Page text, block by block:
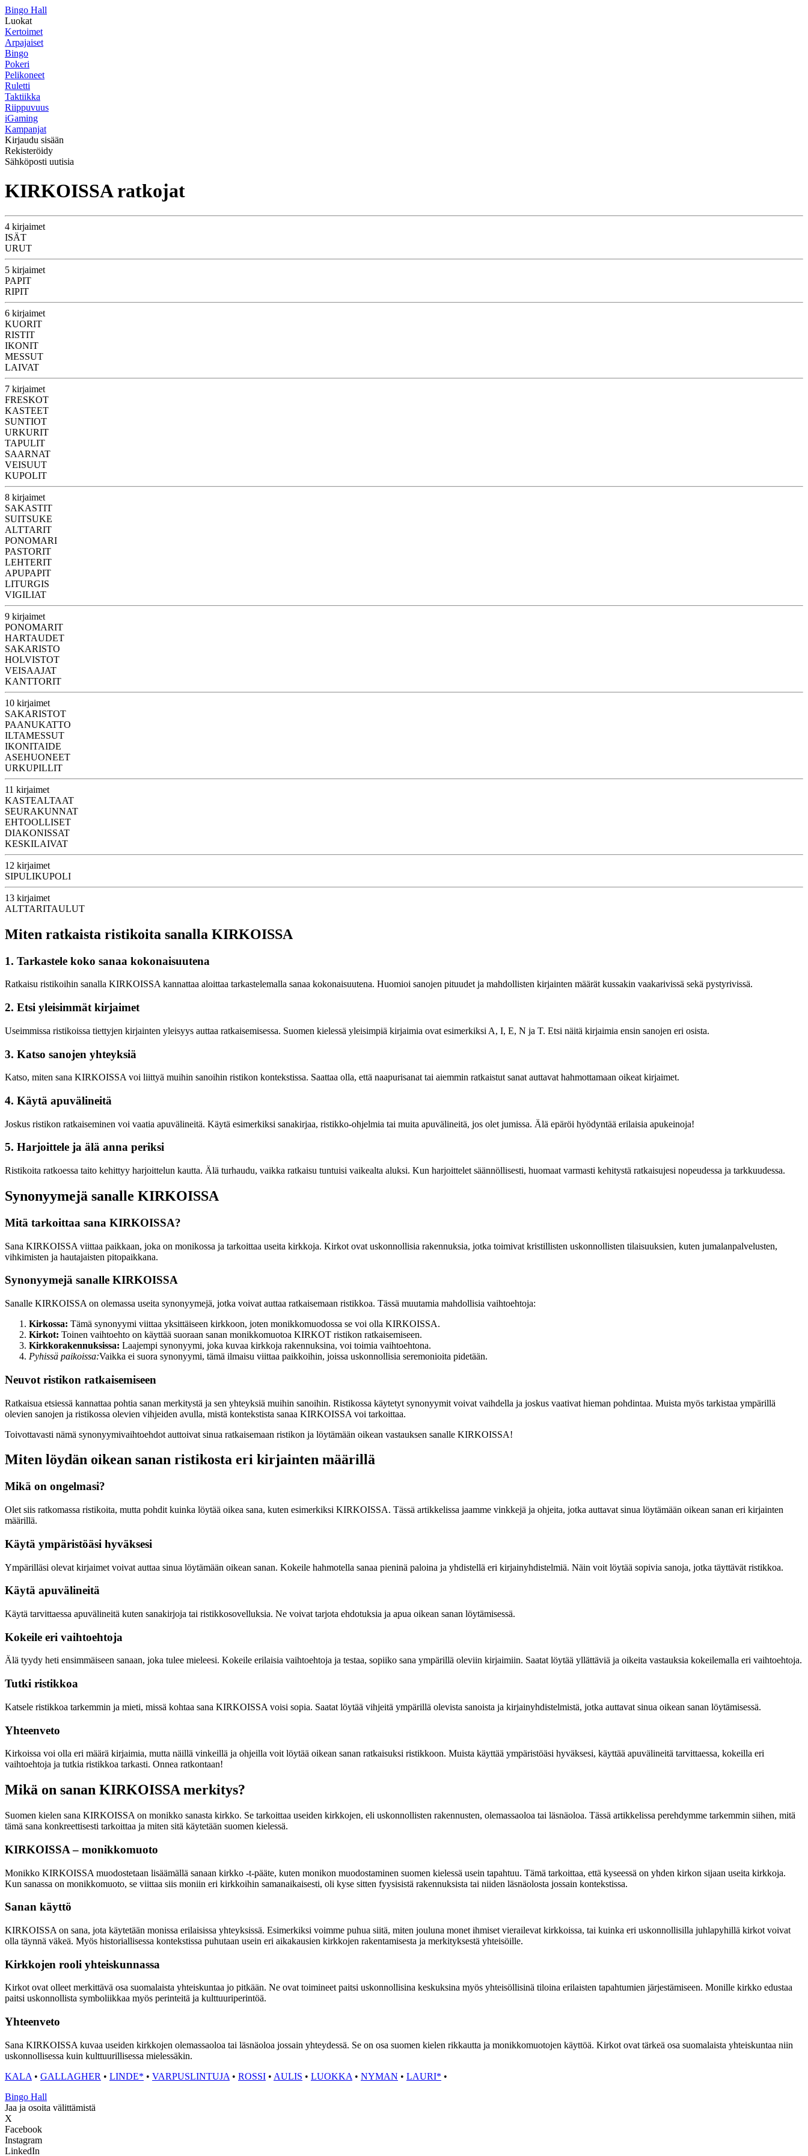
Bingo Hall
Luokat
Kertoimet
Arpajaiset
Bingo
Pokeri
Pelikoneet
Ruletti
Taktiikka
Riippuvuus
iGaming
Kampanjat
Kirjaudu sisään
Rekisteröidy
Sähköposti uutisia
KIRKOISSA ratkojat
4 kirjaimet
ISÄT
URUT
5 kirjaimet
PAPIT
RIPIT
6 kirjaimet
KUORIT
RISTIT
IKONIT
MESSUT
LAIVAT
7 kirjaimet
FRESKOT
KASTEET
SUNTIOT
URKURIT
TAPULIT
SAARNAT
VEISUUT
KUPOLIT
8 kirjaimet
SAKASTIT
SUITSUKE
ALTTARIT
PONOMARI
PASTORIT
LEHTERIT
APUPAPIT
LITURGIS
VIGILIAT
9 kirjaimet
PONOMARIT
HARTAUDET
SAKARISTO
HOLVISTOT
VEISAAJAT
KANTTORIT
10 kirjaimet
SAKARISTOT
PAANUKATTO
ILTAMESSUT
IKONITAIDE
ASEHUONEET
URKUPILLIT
11 kirjaimet
KASTEALTAAT
SEURAKUNNAT
EHTOOLLISET
DIAKONISSAT
KESKILAIVAT
12 kirjaimet
SIPULIKUPOLI
13 kirjaimet
ALTTARITAULUT
Miten ratkaista ristikoita sanalla KIRKOISSA
1. Tarkastele koko sanaa kokonaisuutena
Ratkaisu ristikoihin sanalla KIRKOISSA kannattaa aloittaa tarkastelemalla sanaa kokonaisuutena. Huomioi sanojen pituudet ja mahdollisten kirjainten määrät kussakin vaakarivissä sekä pystyrivissä.
2. Etsi yleisimmät kirjaimet
Useimmissa ristikoissa tiettyjen kirjainten yleisyys auttaa ratkaisemisessa. Suomen kielessä yleisimpiä kirjaimia ovat esimerkiksi A, I, E, N ja T. Etsi näitä kirjaimia ensin sanojen eri osista.
3. Katso sanojen yhteyksiä
Katso, miten sana KIRKOISSA voi liittyä muihin sanoihin ristikon kontekstissa. Saattaa olla, että naapurisanat tai aiemmin ratkaistut sanat auttavat hahmottamaan oikeat kirjaimet.
4. Käytä apuvälineitä
Joskus ristikon ratkaiseminen voi vaatia apuvälineitä. Käytä esimerkiksi sanakirjaa, ristikko-ohjelmia tai muita apuvälineitä, jos olet jumissa. Älä epäröi hyödyntää erilaisia apukeinoja!
5. Harjoittele ja älä anna periksi
Ristikoita ratkoessa taito kehittyy harjoittelun kautta. Älä turhaudu, vaikka ratkaisu tuntuisi vaikealta aluksi. Kun harjoittelet säännöllisesti, huomaat varmasti kehitystä ratkaisujesi nopeudessa ja tarkkuudessa.
Synonyymejä sanalle KIRKOISSA
Mitä tarkoittaa sana KIRKOISSA?
Sana KIRKOISSA viittaa paikkaan, joka on monikossa ja tarkoittaa useita kirkkoja. Kirkot ovat uskonnollisia rakennuksia, jotka toimivat kristillisten uskonnollisten tilaisuuksien, kuten jumalanpalvelusten,
vihkimisten ja hautajaisten pitopaikkana.
Synonyymejä sanalle KIRKOISSA
Sanalle KIRKOISSA on olemassa useita synonyymejä, jotka voivat auttaa ratkaisemaan ristikkoa. Tässä muutamia mahdollisia vaihtoehtoja:
Kirkossa: Tämä synonyymi viittaa yksittäiseen kirkkoon, joten monikkomuodossa se voi olla KIRKOISSA.
Kirkot: Toinen vaihtoehto on käyttää suoraan sanan monikkomuotoa KIRKOT ristikon ratkaisemiseen.
Kirkkorakennuksissa: Laajempi synonyymi, joka kuvaa kirkkoja rakennuksina, voi toimia vaihtoehtona.
Pyhissä paikoissa:Vaikka ei suora synonyymi, tämä ilmaisu viittaa paikkoihin, joissa uskonnollisia seremonioita pidetään.
Neuvot ristikon ratkaisemiseen
Ratkaisua etsiessä kannattaa pohtia sanan merkitystä ja sen yhteyksiä muihin sanoihin. Ristikossa käytetyt synonyymit voivat vaihdella ja joskus vaativat hieman pohdintaa. Muista myös tarkistaa ympärillä
olevien sanojen ja ristikossa olevien vihjeiden avulla, mistä kontekstista sanaa KIRKOISSA voi tarkoittaa.
Toivottavasti nämä synonyymivaihtoehdot auttoivat sinua ratkaisemaan ristikon ja löytämään oikean vastauksen sanalle KIRKOISSA!
Miten löydän oikean sanan ristikosta eri kirjainten määrillä
Mikä on ongelmasi?
Olet siis ratkomassa ristikoita, mutta pohdit kuinka löytää oikea sana, kuten esimerkiksi KIRKOISSA. Tässä artikkelissa jaamme vinkkejä ja ohjeita, jotka auttavat sinua löytämään oikean sanan eri kirjainten
määrillä.
Käytä ympäristöäsi hyväksesi
Ympärilläsi olevat kirjaimet voivat auttaa sinua löytämään oikean sanan. Kokeile hahmotella sanaa pieninä paloina ja yhdistellä eri kirjainyhdistelmiä. Näin voit löytää sopivia sanoja, jotka täyttävät ristikkoa.
Käytä apuvälineitä
Käytä tarvittaessa apuvälineitä kuten sanakirjoja tai ristikkosovelluksia. Ne voivat tarjota ehdotuksia ja apua oikean sanan löytämisessä.
Kokeile eri vaihtoehtoja
Älä tyydy heti ensimmäiseen sanaan, joka tulee mieleesi. Kokeile erilaisia vaihtoehtoja ja testaa, sopiiko sana ympärillä oleviin kirjaimiin. Saatat löytää yllättäviä ja oikeita vastauksia kokeilemalla eri vaihtoehtoja.
Tutki ristikkoa
Katsele ristikkoa tarkemmin ja mieti, missä kohtaa sana KIRKOISSA voisi sopia. Saatat löytää vihjeitä ympärillä olevista sanoista ja kirjainyhdistelmistä, jotka auttavat sinua oikean sanan löytämisessä.
Yhteenveto
Kirkoissa voi olla eri määrä kirjaimia, mutta näillä vinkeillä ja ohjeilla voit löytää oikean sanan ratkaisuksi ristikkoon. Muista käyttää ympäristöäsi hyväksesi, käyttää apuvälineitä tarvittaessa, kokeilla eri
vaihtoehtoja ja tutkia ristikkoa tarkasti. Onnea ratkontaan!
Mikä on sanan KIRKOISSA merkitys?
Suomen kielen sana KIRKOISSA on monikko sanasta kirkko. Se tarkoittaa useiden kirkkojen, eli uskonnollisten rakennusten, olemassaoloa tai läsnäoloa. Tässä artikkelissa perehdymme tarkemmin siihen, mitä
tämä sana konkreettisesti tarkoittaa ja miten sitä käytetään suomen kielessä.
KIRKOISSA – monikkomuoto
Monikko KIRKOISSA muodostetaan lisäämällä sanaan kirkko -t-pääte, kuten monikon muodostaminen suomen kielessä usein tapahtuu. Tämä tarkoittaa, että kyseessä on yhden kirkon sijaan useita kirkkoja.
Kun sanassa on monikkomuoto, se viittaa siis moniin eri kirkkoihin samanaikaisesti, oli kyse sitten fyysisistä rakennuksista tai niiden läsnäolosta jossain kontekstissa.
Sanan käyttö
KIRKOISSA on sana, jota käytetään monissa erilaisissa yhteyksissä. Esimerkiksi voimme puhua siitä, miten jouluna monet ihmiset vierailevat kirkkoissa, tai kuinka eri uskonnollisilla juhlapyhillä kirkot voivat
olla täynnä väkeä. Myös historiallisessa kontekstissa puhutaan usein eri aikakausien kirkkojen rakentamisesta ja merkityksestä yhteisöille.
Kirkkojen rooli yhteiskunnassa
Kirkot ovat olleet merkittävä osa suomalaista yhteiskuntaa jo pitkään. Ne ovat toimineet paitsi uskonnollisina keskuksina myös yhteisöllisinä tiloina erilaisten tapahtumien järjestämiseen. Monille kirkko edustaa
paitsi uskonnollista symboliikkaa myös perinteitä ja kulttuuriperintöä.
Yhteenveto
Sana KIRKOISSA kuvaa useiden kirkkojen olemassaoloa tai läsnäoloa jossain yhteydessä. Se on osa suomen kielen rikkautta ja monikkomuotojen käyttöä. Kirkot ovat tärkeä osa suomalaista yhteiskuntaa niin
uskonnollisessa kuin kulttuurillisessa mielessäkin.
KALA • GALLAGHER • LINDE* • VARPUSLINTUJA • ROSSI • AULIS • LUOKKA • NYMAN • LAURI* •
Bingo Hall
Jaa ja osoita välittämistä
X
Facebook
Instagram
LinkedIn